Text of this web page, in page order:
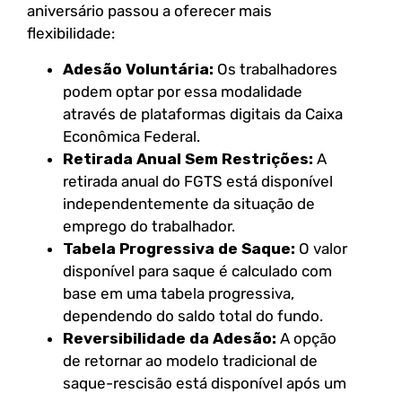
aniversário passou a oferecer mais
flexibilidade:
Adesão Voluntária: Os trabalhadores
podem optar por essa modalidade
através de plataformas digitais da Caixa
Econômica Federal.
Retirada Anual Sem Restrições: A
retirada anual do FGTS está disponível
independentemente da situação de
emprego do trabalhador.
Tabela Progressiva de Saque: O valor
disponível para saque é calculado com
base em uma tabela progressiva,
dependendo do saldo total do fundo.
Reversibilidade da Adesão: A opção
de retornar ao modelo tradicional de
saque-rescisão está disponível após um